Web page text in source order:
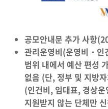
공모안내문 추가 사항
관리운영비(운영비・
범위 내에서 예산 편성
없음 (단, 정부 및 지방
(인건비, 임대표, 경상
지원받지 않는 단체만